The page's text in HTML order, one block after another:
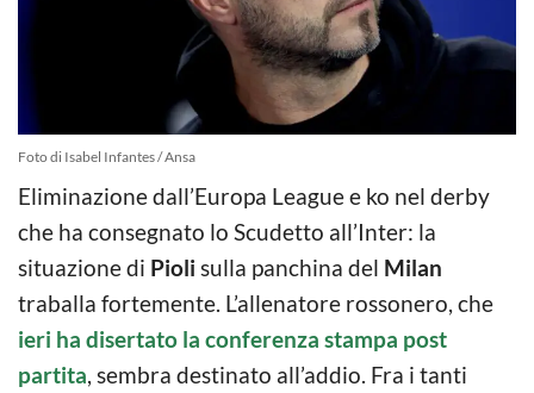
Foto di Isabel Infantes / Ansa
Eliminazione dall’Europa League e ko nel derby
che ha consegnato lo Scudetto all’Inter: la
situazione di Pioli sulla panchina del Milan
traballa fortemente. L’allenatore rossonero, che
ieri ha disertato la conferenza stampa post
partita, sembra destinato all’addio. Fra i tanti